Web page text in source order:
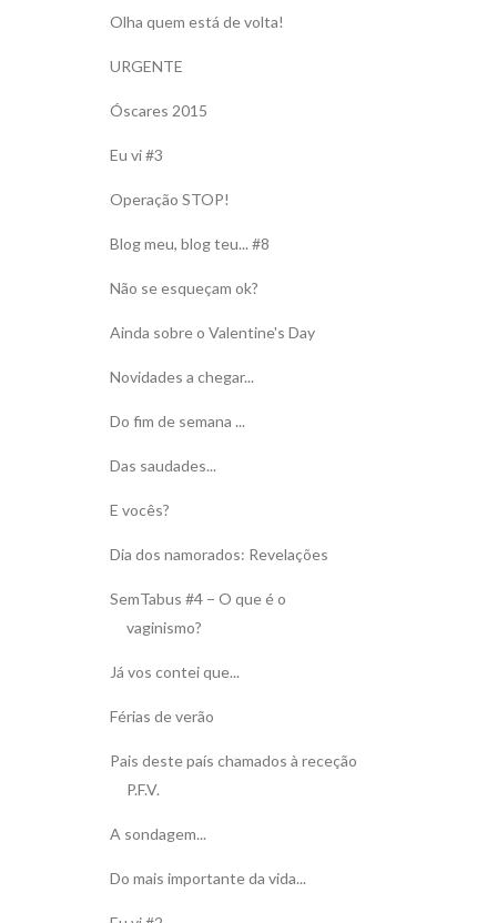
Olha quem está de volta!
URGENTE
Óscares 2015
Eu vi #3
Operação STOP!
Blog meu, blog teu... #8
Não se esqueçam ok?
Ainda sobre o Valentine's Day
Novidades a chegar...
Do fim de semana ...
Das saudades...
E vocês?
Dia dos namorados: Revelações
SemTabus #4 − O que é o
vaginismo?
Já vos contei que...
Férias de verão
Pais deste país chamados à receção
P.F.V.
A sondagem...
Do mais importante da vida...